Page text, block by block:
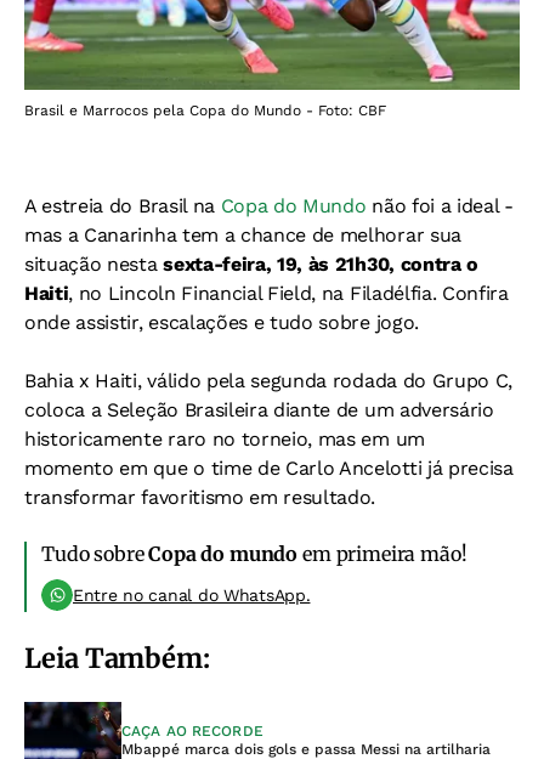
Brasil e Marrocos pela Copa do Mundo - Foto: CBF
A estreia do Brasil na Copa do Mundo não foi a ideal -
mas a Canarinha tem a chance de melhorar sua
situação nestasexta-feira, 19, às 21h30, contra o
Haiti, no Lincoln Financial Field, na Filadélfia. Confira
onde assistir, escalações e tudo sobre jogo.
Bahia x Haiti, válido pela segunda rodada do Grupo C,
coloca a Seleção Brasileira diante de um adversário
historicamente raro no torneio, mas em um
momento em que o time de Carlo Ancelotti já precisa
transformar favoritismo em resultado.
Tudo sobreCopa do mundo em primeira mão!
Entre no canal do WhatsApp.
Leia Também:
CAÇA AO RECORDE
Mbappé marca dois gols e passa Messi na artilharia